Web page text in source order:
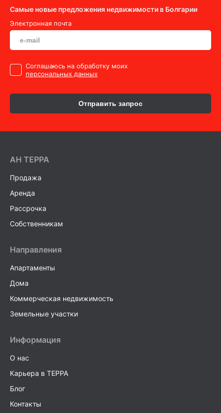
Самые новые предложения недвижимости в Болгарии
Электронная почта
Cоглашаюсь на обработку моих
персональных данных
Отправить запрос
AH ТEPPA
Продажа
Аренда
Рассрочка
Собственникам
Направления
Апартаменты
Дома
Коммерческая недвижимость
Земельные участки
Информация
О нас
Карьера в TEPPA
Блог
Контакты